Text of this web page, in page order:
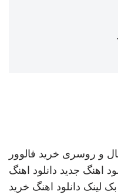
.
و روسری خرید فالوور
اهنگ جدید دانلود اهنگ
لینک دانلود اهنگ خرید